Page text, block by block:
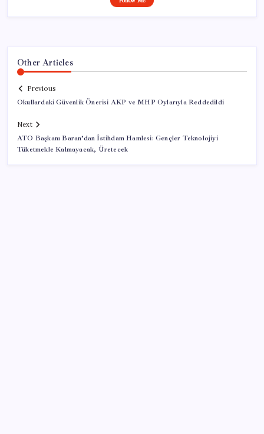
Other Articles
Previous
Okullardaki Güvenlik Önerisi AKP ve MHP Oylarıyla Reddedildi
Next
ATO Başkanı Baran’dan İstihdam Hamlesi: Gençler Teknolojiyi
Tüketmekle Kalmayacak, Üretecek